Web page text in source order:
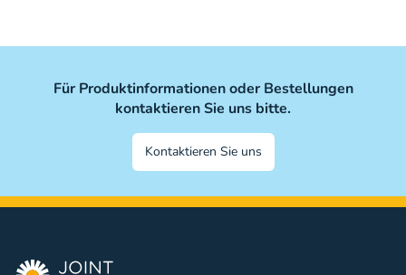
Für Produktinformationen oder Bestellungen
kontaktieren Sie uns bitte.
Kontaktieren Sie uns